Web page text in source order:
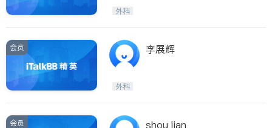
外科
会员 李展辉
外科
会员 shou jian